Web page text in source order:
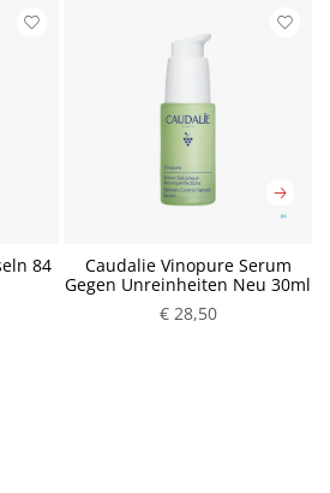
84
Caudalie Vinopure Serum
Gegen Unreinheiten Neu 30ml
€ 28,50